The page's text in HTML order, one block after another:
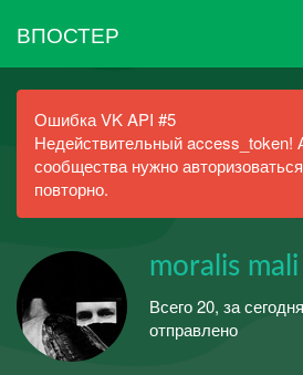
ВПОСТЕР
Ошибка VK API #5
Недействительный access_token!
сообщества нужно
повторно.
moralis mali
Всего 20, за
отправлено